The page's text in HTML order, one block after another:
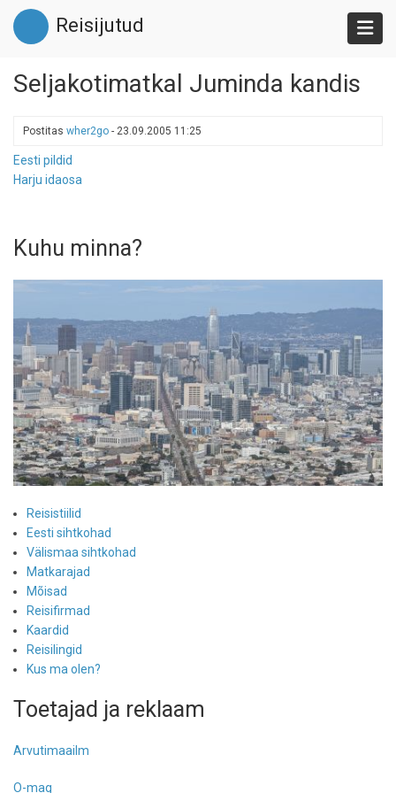
Liigu
edasi
põhisisu
Reisijutud
Seljakotimatkal Juminda kandis
Postitas wher2go - 23.09.2005 11:25
Eesti pildid
Harju idaosa
Kuhu minna?
Reisistiilid
Eesti sihtkohad
Välismaa sihtkohad
Matkarajad
Mõisad
Reisifirmad
Kaardid
Reisilingid
Kus ma olen?
Toetajad ja reklaam
Arvutimaailm
O-mag